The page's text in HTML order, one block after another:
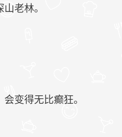
老林。
变得无比癫狂。